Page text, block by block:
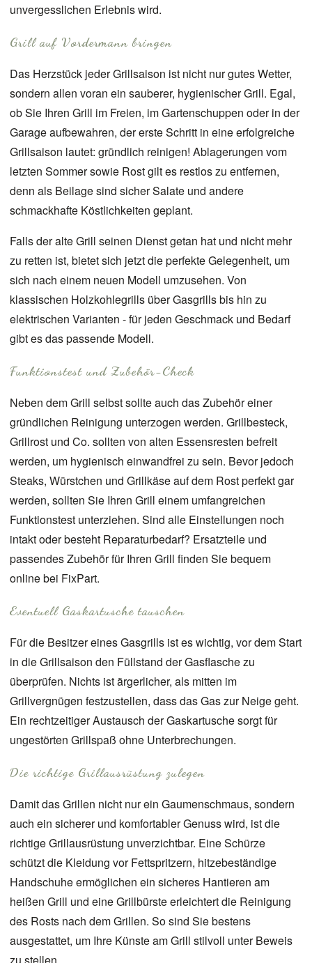
unvergesslichen Erlebnis wird.
Grill auf Vordermann bringen
Das Herzstück jeder Grillsaison ist nicht nur gutes Wetter,
sondern allen voran ein sauberer, hygienischer Grill. Egal,
ob Sie Ihren Grill im Freien, im Gartenschuppen oder in der
Garage aufbewahren, der erste Schritt in eine erfolgreiche
Grillsaison lautet: gründlich reinigen! Ablagerungen vom
letzten Sommer sowie Rost gilt es restlos zu entfernen,
denn als Beilage sind sicher Salate und andere
schmackhafte Köstlichkeiten geplant.
Falls der alte Grill seinen Dienst getan hat und nicht mehr
zu retten ist, bietet sich jetzt die perfekte Gelegenheit, um
sich nach einem neuen Modell umzusehen. Von
klassischen Holzkohlegrills über Gasgrills bis hin zu
elektrischen Varianten - für jeden Geschmack und Bedarf
gibt es das passende Modell.
Funktionstest und Zubehör-Check
Neben dem Grill selbst sollte auch das Zubehör einer
gründlichen Reinigung unterzogen werden. Grillbesteck,
Grillrost und Co. sollten von alten Essensresten befreit
werden, um hygienisch einwandfrei zu sein. Bevor jedoch
Steaks, Würstchen und Grillkäse auf dem Rost perfekt gar
werden, sollten Sie Ihren Grill einem umfangreichen
Funktionstest unterziehen. Sind alle Einstellungen noch
intakt oder besteht Reparaturbedarf? Ersatzteile und
passendes Zubehör für Ihren Grill finden Sie bequem
online bei FixPart.
Eventuell Gaskartusche tauschen
Für die Besitzer eines Gasgrills ist es wichtig, vor dem Start
in die Grillsaison den Füllstand der Gasflasche zu
überprüfen. Nichts ist ärgerlicher, als mitten im
Grillvergnügen festzustellen, dass das Gas zur Neige geht.
Ein rechtzeitiger Austausch der Gaskartusche sorgt für
ungestörten Grillspaß ohne Unterbrechungen.
Die richtige Grillausrüstung zulegen
Damit das Grillen nicht nur ein Gaumenschmaus, sondern
auch ein sicherer und komfortabler Genuss wird, ist die
richtige Grillausrüstung unverzichtbar. Eine Schürze
schützt die Kleidung vor Fettspritzern, hitzebeständige
Handschuhe ermöglichen ein sicheres Hantieren am
heißen Grill und eine Grillbürste erleichtert die Reinigung
des Rosts nach dem Grillen. So sind Sie bestens
ausgestattet, um Ihre Künste am Grill stilvoll unter Beweis
zu stellen.